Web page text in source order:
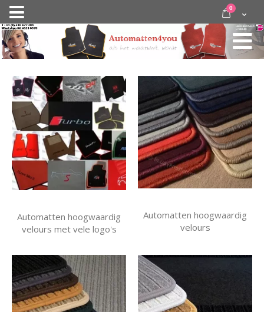
Nav
activeren
door
inhoud
Cart
0 items
Automatten hoogwaardig
velours met vele logo's
Automatten hoogwaardig
velours